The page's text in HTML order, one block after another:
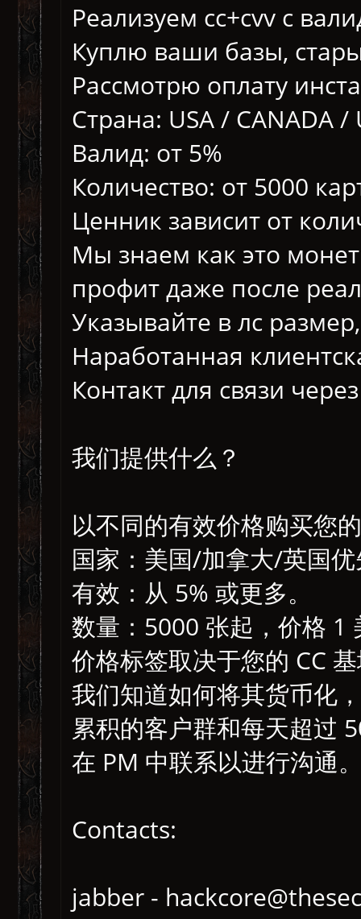
Реализуем сс+cvv с
Куплю ваши базы,
Рассмотрю оплату
Страна: USA / CANADA
Валид: от 5%
Количество: от 5000
Ценник зависит от
Мы знаем как это
профит даже после
Указывайте в лс
Наработанная
Контакт для связи
我们提供什么？
以不同的有效价格购买您
国家：美国/加拿大/英国
有效：从 5% 或更多。
数量：5000 张起，价格 1
价格标签取决于您的 CC
我们知道如何将其货币化
累积的客户群和每天超过
在 PM 中联系以进行沟通
Contacts:
jabber -